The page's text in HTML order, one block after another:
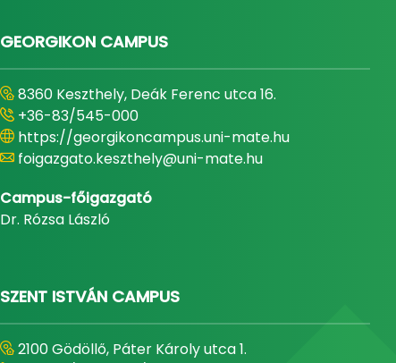
GEORGIKON CAMPUS
8360 Keszthely, Deák Ferenc utca 16.
+36-83/545-000
https://georgikoncampus.uni-mate.hu
foigazgato.keszthely@uni-mate.hu
Campus-főigazgató
Dr. Rózsa László
SZENT ISTVÁN CAMPUS
2100 Gödöllő, Páter Károly utca 1.